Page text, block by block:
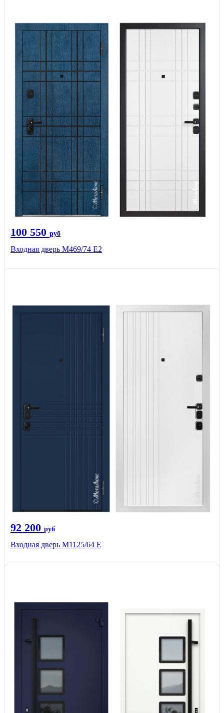
100 550 руб
Входная дверь М469/74 Е2
92 200 руб
Входная дверь М1125/64 Е